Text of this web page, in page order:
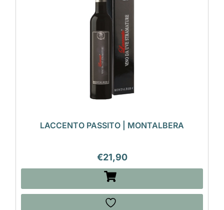
LACCENTO PASSITO | MONTALBERA
€21,90